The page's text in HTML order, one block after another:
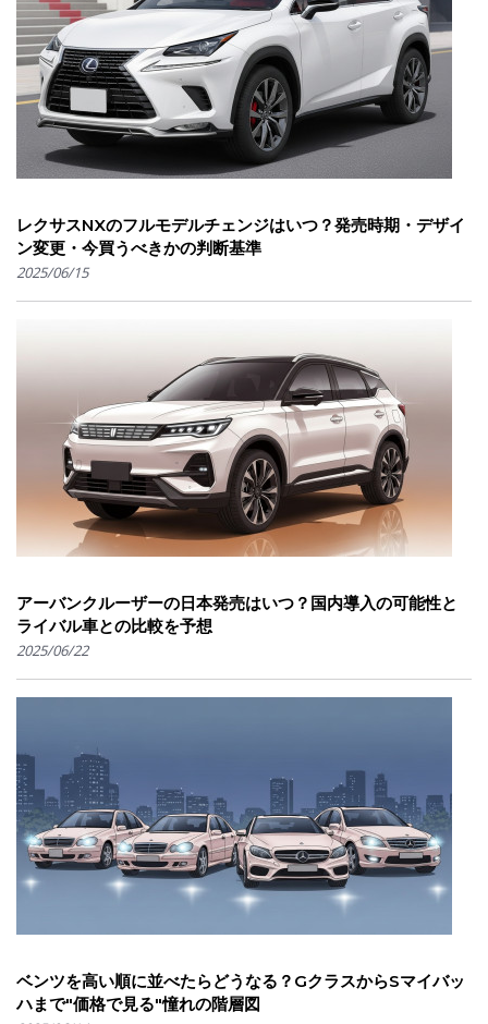
レクサスNXのフルモデルチェンジはいつ？発売時期・デザイ
ン変更・今買うべきかの判断基準
2025/06/15
アーバンクルーザーの日本発売はいつ？国内導入の可能性と
ライバル車との比較を予想
2025/06/22
ベンツを高い順に並べたらどうなる？GクラスからSマイバッ
ハまで"価格で見る"憧れの階層図